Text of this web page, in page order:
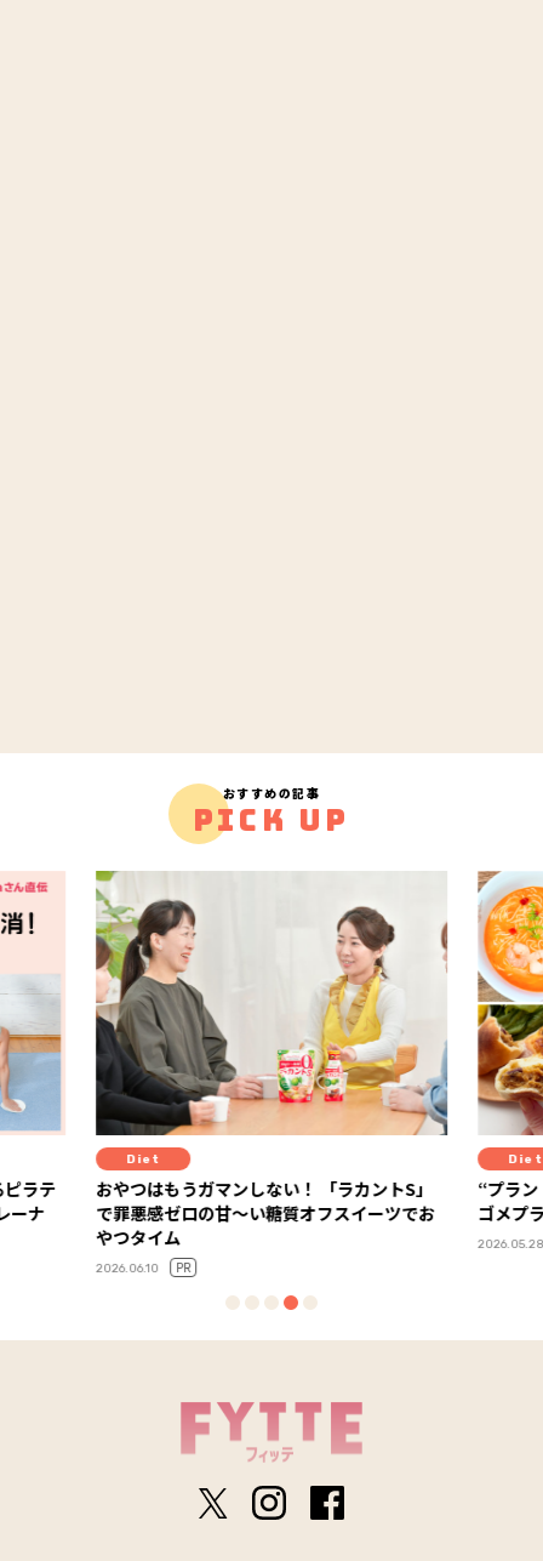
おすすめの記事
PICK UP
「ラカントS」
フスイーツでお
“プラントベースって実際どう？”を体験！ カ
ゴメプラントベース部レポート
2026.05.28